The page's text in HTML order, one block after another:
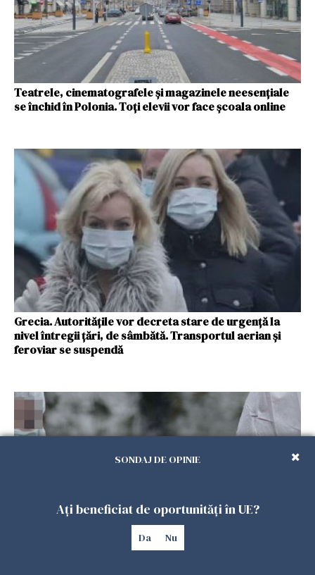
Teatrele, cinematografele și magazinele neesențiale
se închid în Polonia. Toți elevii vor face şcoala online
Grecia. Autorităţile vor decreta stare de urgență la
nivel întregii țări, de sâmbătă. Transportul aerian și
feroviar se suspendă
SONDAJ DE OPINIE
Ați beneficiat de oportunități în UE?
Da Nu